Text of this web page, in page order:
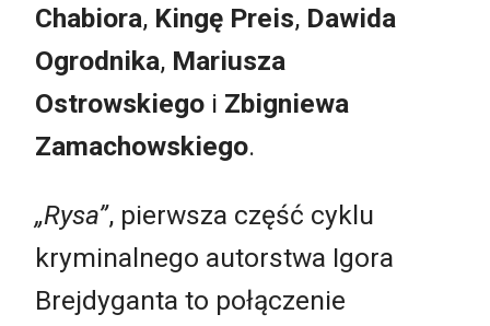
Chabiora, Kingę Preis, Dawida
Ogrodnika, Mariusza
Ostrowskiego i Zbigniewa
Zamachowskiego.
„Rysa”, pierwsza część cyklu
kryminalnego autorstwa Igora
Brejdyganta to połączenie